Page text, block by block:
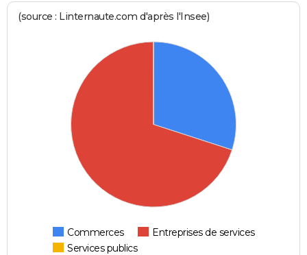
(source : Linternaute.com d'après l'Insee)
Commerces
Entreprises de services
Services publics